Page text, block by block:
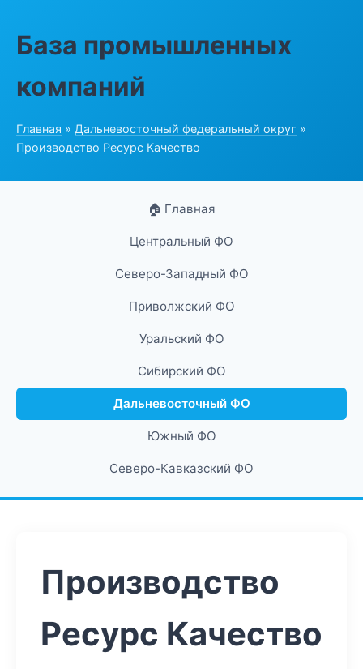
База промышленных
компаний
Главная » Дальневосточный федеральный округ »
Производство Ресурс Качество
🏠 Главная
Центральный ФО
Северо-Западный ФО
Приволжский ФО
Уральский ФО
Сибирский ФО
Дальневосточный ФО
Южный ФО
Северо-Кавказский ФО
Производство
Ресурс Качество